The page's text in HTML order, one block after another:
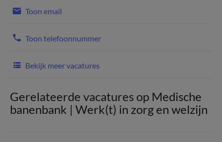
Toon email
Toon telefoonnummer
Bekijk meer vacatures
Gerelateerde vacatures op Medische
banenbank | Werk(t) in zorg en welzijn